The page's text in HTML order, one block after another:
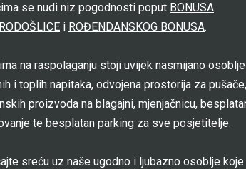
se nudi niz pogodnosti poput BONUSA
i ROĐENDANSKOG BONUSA.
na raspolaganju stoji uvijek nasmijano
i toplih napitaka, odvojena prostorija za
proizvoda na blagajni, mjenjačnicu,
te besplatan parking za sve posjetitelje.
sreću uz naše ugodno i ljubazno osoblje